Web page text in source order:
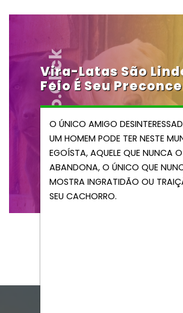
Vendocao.click
Vira-Latas São
Feio É Seu
O ÚNICO AMIGO
UM HOMEM PODE TER NESTE
EGOÍSTA, AQUELE QUE NUNCA O
ABANDONA, O ÚNICO QUE
MOSTRA INGRATIDÃO OU
SEU CACHORRO.